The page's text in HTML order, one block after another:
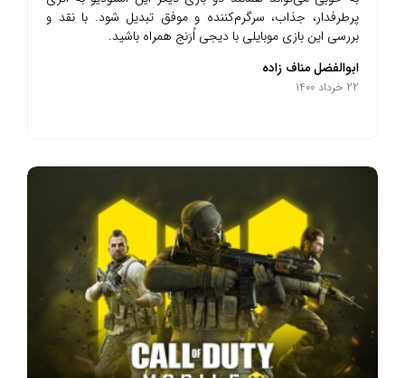
پرطرفدار، جذاب، سرگرم‌کننده و موفق تبدیل شود. با نقد و
بررسی این بازی موبایلی با دیجی اُرَنج همراه باشید.
ابوالفضل مناف زاده
22 خرداد 1400